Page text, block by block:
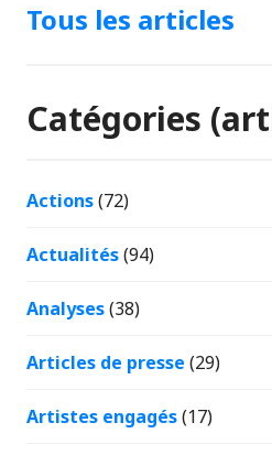
Tous les articles
Catégories
Actions(72)
Actualités(94)
Analyses(38)
Articles de presse (29)
Artistes engagés(17)